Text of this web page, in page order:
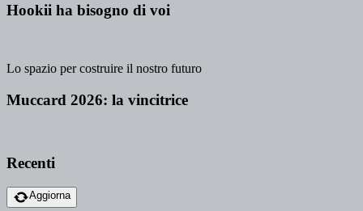
Hookii ha bisogno di voi
Lo spazio per costruire il nostro futuro
Muccard 2026: la vincitrice
Recenti
Aggiorna